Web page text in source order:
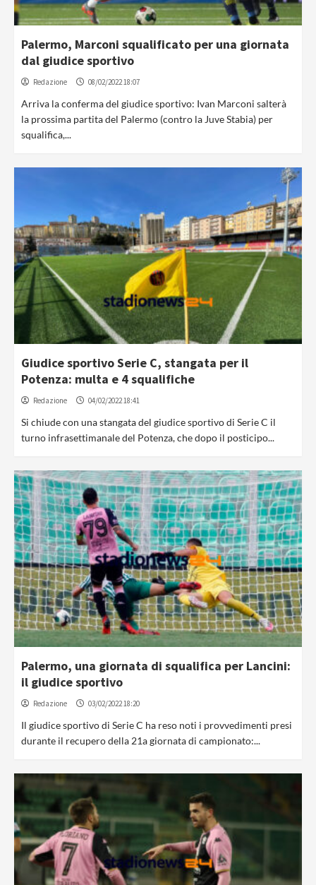
Palermo, Marconi squalificato per una giornata
dal giudice sportivo
Redazione 08/02/2022 18:07
Arriva la conferma del giudice sportivo: Ivan Marconi salterà
la prossima partita del Palermo (contro la Juve Stabia) per
squalifica,...
Giudice sportivo Serie C, stangata per il
Potenza: multa e 4 squalifiche
Redazione 04/02/2022 18:41
Si chiude con una stangata del giudice sportivo di Serie C il
turno infrasettimanale del Potenza, che dopo il posticipo...
Palermo, una giornata di squalifica per Lancini:
il giudice sportivo
Redazione 03/02/2022 18:20
Il giudice sportivo di Serie C ha reso noti i provvedimenti presi
durante il recupero della 21a giornata di campionato:...